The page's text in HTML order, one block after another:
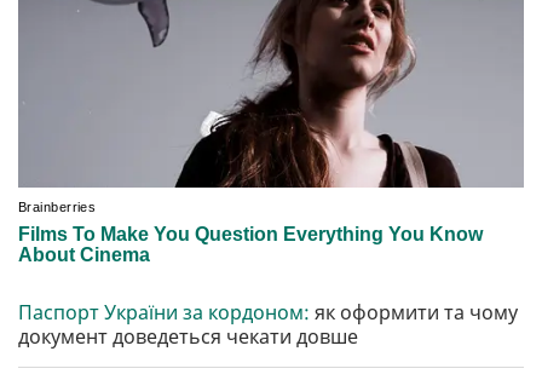
Паспорт України за кордоном: як оформити та чому
документ доведеться чекати довше